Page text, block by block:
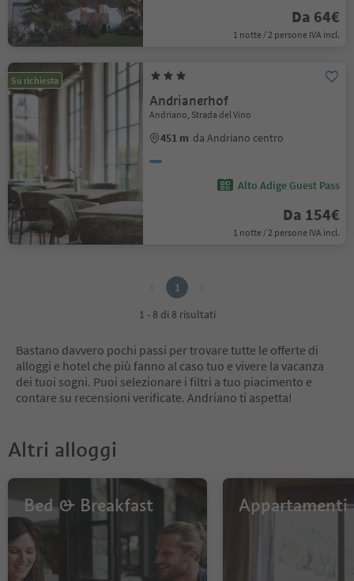
Da 64€
1 notte / 2 persone IVA incl.
Su richiesta
Andrianerhof
Andriano, Strada del Vino
451 m da Andriano centro
Alto Adige Guest Pass
Da 154€
1 notte / 2 persone IVA incl.
1
1 - 8 di 8 risultati
Bastano davvero pochi passi per trovare tutte le offerte di
alloggi e hotel che più fanno al caso tuo e vivere la vacanza
dei tuoi sogni. Puoi selezionare i filtri a tuo piacimento e
contare su recensioni verificate. Andriano ti aspetta!
Altri alloggi
Bed & Breakfast Appartamenti